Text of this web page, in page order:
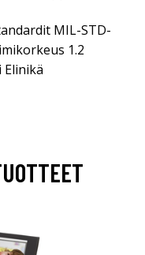
MIL-STD-
1.2